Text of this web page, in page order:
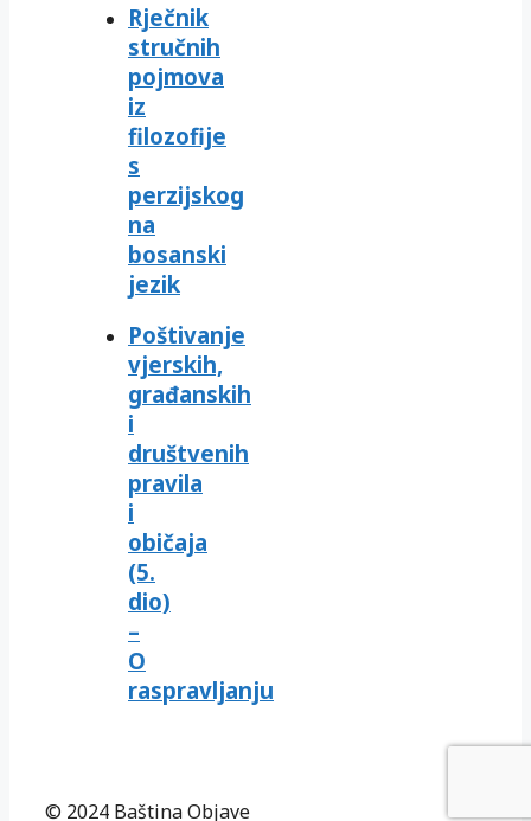
Rječnik
stručnih
pojmova
iz
filozofije
s
perzijskog
na
bosanski
jezik
Poštivanje
vjerskih,
građanskih
i
društvenih
pravila
i
običaja
(5.
dio)
–
O
raspravljanju
© 2024 Baština Objave